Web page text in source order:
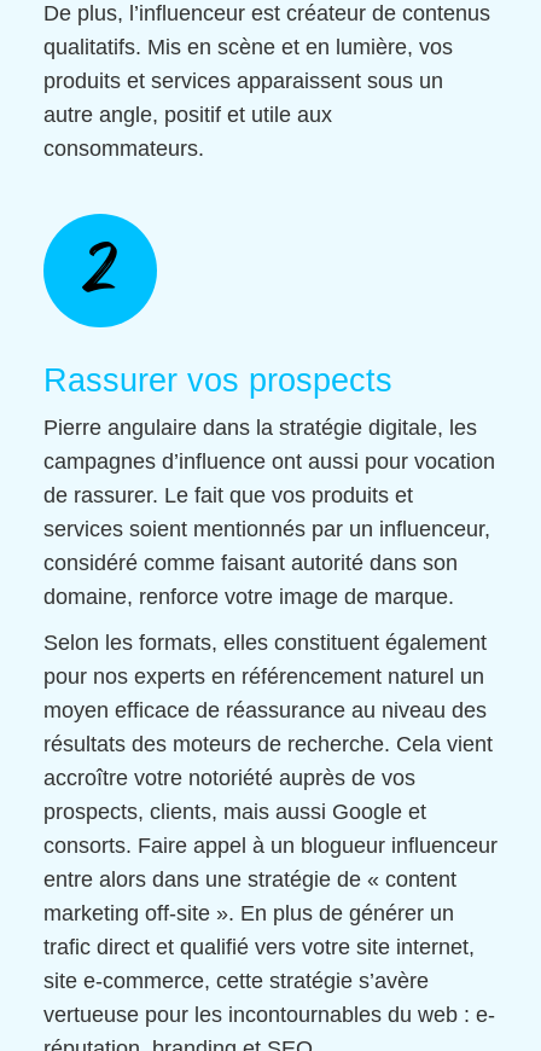
De plus, l’influenceur est créateur de contenus
qualitatifs. Mis en scène et en lumière, vos
produits et services apparaissent sous un
autre angle, positif et utile aux
consommateurs.
2
Rassurer vos prospects
Pierre angulaire dans la stratégie digitale, les
campagnes d’influence ont aussi pour vocation
de rassurer. Le fait que vos produits et
services soient mentionnés par un influenceur,
considéré comme faisant autorité dans son
domaine, renforce votre image de marque.
Selon les formats, elles constituent également
pour nos experts en référencement naturel un
moyen efficace de réassurance au niveau des
résultats des moteurs de recherche. Cela vient
accroître votre notoriété auprès de vos
prospects, clients, mais aussi Google et
consorts. Faire appel à un blogueur influenceur
entre alors dans une stratégie de « content
marketing off-site ». En plus de générer un
trafic direct et qualifié vers votre site internet,
site e-commerce, cette stratégie s’avère
vertueuse pour les incontournables du web : e-